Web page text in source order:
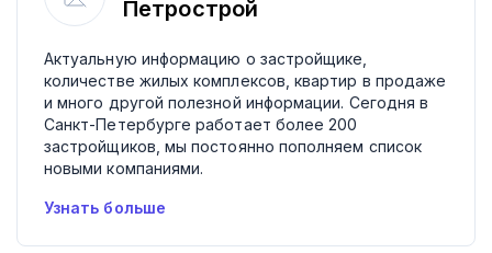
Петрострой
Актуальную информацию о застройщике,
количестве жилых комплексов, квартир в продаже
и много другой полезной информации. Сегодня в
Санкт-Петербурге работает более 200
застройщиков, мы постоянно пополняем список
новыми компаниями.
Узнать больше